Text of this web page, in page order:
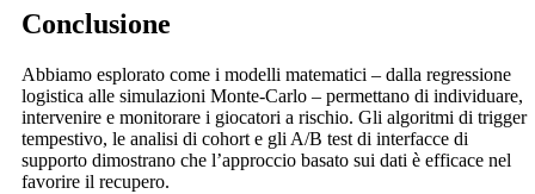
Conclusione
Abbiamo esplorato come i modelli matematici – dalla regressione
logistica alle simulazioni Monte‑Carlo – permettano di individuare,
intervenire e monitorare i giocatori a rischio. Gli algoritmi di trigger
tempestivo, le analisi di cohort e gli A/B test di interfacce di
supporto dimostrano che l’approccio basato sui dati è efficace nel
favorire il recupero.